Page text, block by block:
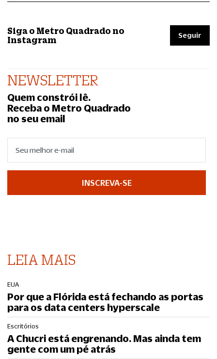
Siga o Metro Quadrado no
Instagram
Seguir
NEWSLETTER
Quem constrói lê.
Receba o Metro Quadrado
no seu email
INSCREVA-SE
LEIA MAIS
EUA
Por que a Flórida está fechando as portas
para os data centers hyperscale
Escritórios
A Chucri está engrenando. Mas ainda tem
gente com um pé atrás